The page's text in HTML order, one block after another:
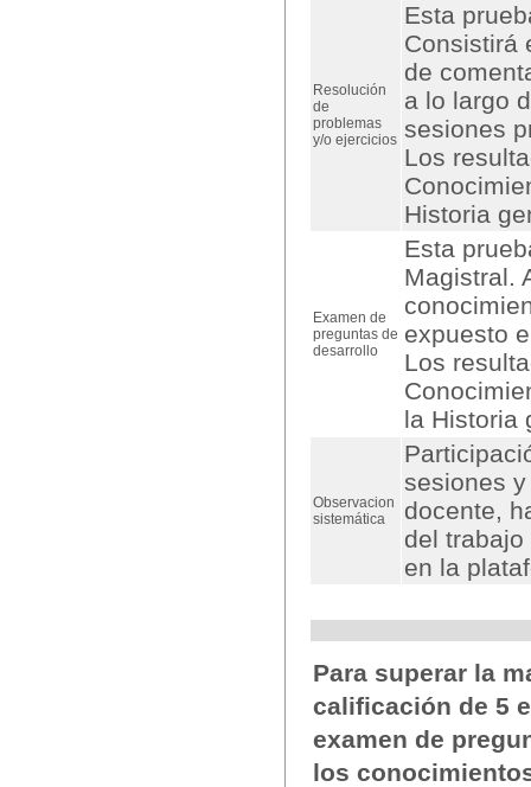
Resolución
de
problemas
y/o ejercicios
Esta
Consistirá
de
a lo largo
sesiones
Los
Historia
Examen de
preguntas de
desarrollo
Esta
Magistral.
expuesto
Los
la Historia
Observacion
sistemática
sesiones
docente,
del
en la
Para superar la
calificación de 5
examen de
los